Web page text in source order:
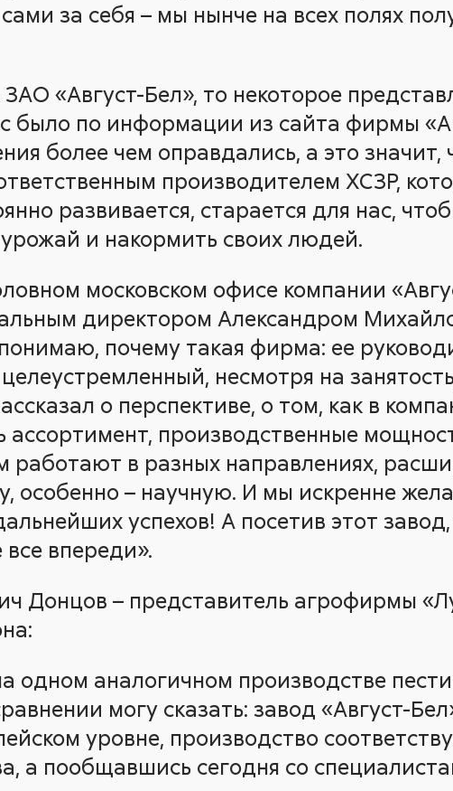
за себя – мы нынче на всех полях
ЗАО «Август-Бел», то некоторое
было по информации из сайта фирмы
более чем оправдались, а это
производителем ХСЗР,
развивается, старается для нас,
и накормить своих людей.
московском офисе компании
директором Александром
почему такая фирма: ее
несмотря на
о перспективе, о том, как в
ассортимент, производственные
работают в разных направлениях,
особенно – научную. И мы искренне
успехов! А посетив этот
впереди».
Донцов – представитель агрофирмы
одном аналогичном производстве
могу сказать: завод «Август-
уровне, производство
а пообщавшись сегодня со